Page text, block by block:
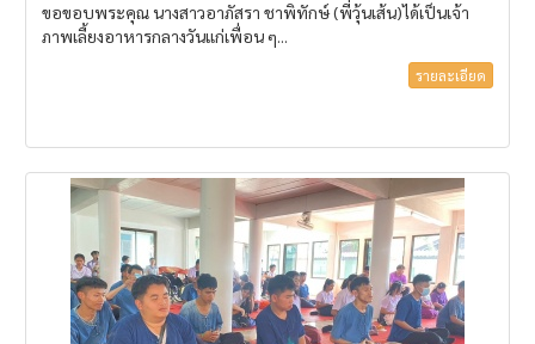
ขอขอบพระคุณ นางสาวอาภัสรา ชาพิทักษ์ (พี่วุ้นเส้น)ได้เป็นเจ้า
ภาพเลี้ยงอาหารกลางวันแก่เพื่อน ๆ...
รายละเอียด